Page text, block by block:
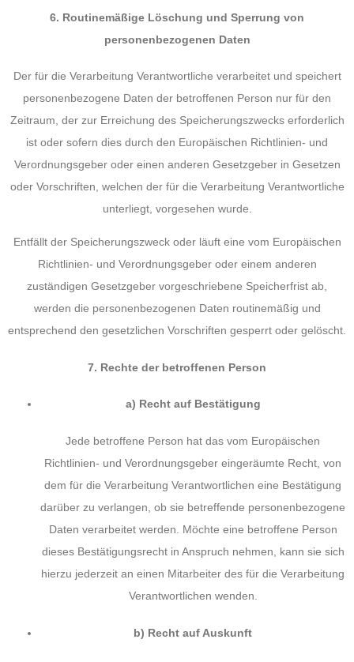
6. Routinemäßige Löschung und Sperrung von
personenbezogenen Daten
Der für die Verarbeitung Verantwortliche verarbeitet und speichert
personenbezogene Daten der betroffenen Person nur für den
Zeitraum, der zur Erreichung des Speicherungszwecks erforderlich
ist oder sofern dies durch den Europäischen Richtlinien- und
Verordnungsgeber oder einen anderen Gesetzgeber in Gesetzen
oder Vorschriften, welchen der für die Verarbeitung Verantwortliche
unterliegt, vorgesehen wurde.
Entfällt der Speicherungszweck oder läuft eine vom Europäischen
Richtlinien- und Verordnungsgeber oder einem anderen
zuständigen Gesetzgeber vorgeschriebene Speicherfrist ab,
werden die personenbezogenen Daten routinemäßig und
entsprechend den gesetzlichen Vorschriften gesperrt oder gelöscht.
7. Rechte der betroffenen Person
a) Recht auf Bestätigung
Jede betroffene Person hat das vom Europäischen
Richtlinien- und Verordnungsgeber eingeräumte Recht, von
dem für die Verarbeitung Verantwortlichen eine Bestätigung
darüber zu verlangen, ob sie betreffende personenbezogene
Daten verarbeitet werden. Möchte eine betroffene Person
dieses Bestätigungsrecht in Anspruch nehmen, kann sie sich
hierzu jederzeit an einen Mitarbeiter des für die Verarbeitung
Verantwortlichen wenden.
b) Recht auf Auskunft